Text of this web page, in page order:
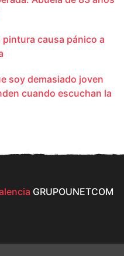
pintura causa pánico a
soy demasiado joven
cuando escuchan la
GRUPOUNETCOM